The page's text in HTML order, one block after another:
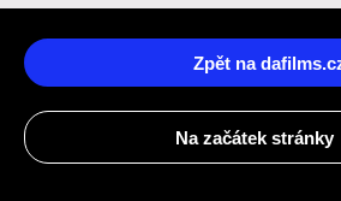
Zpět na
Na začátek stránky